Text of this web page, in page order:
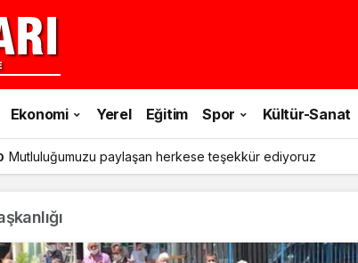
Ekonomi Yerel Eğitim Spor Kültür-Sanat
Mutluluğumuzu paylaşan herkese teşekkür ediyoruz